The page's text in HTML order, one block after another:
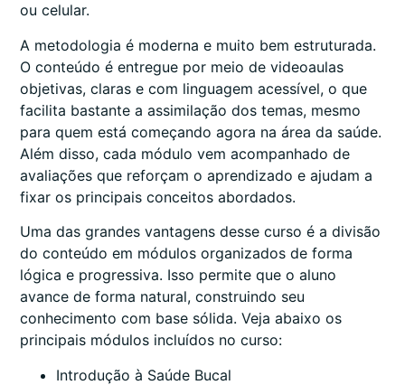
ou celular.
A metodologia é moderna e muito bem estruturada.
O conteúdo é entregue por meio de videoaulas
objetivas, claras e com linguagem acessível, o que
facilita bastante a assimilação dos temas, mesmo
para quem está começando agora na área da saúde.
Além disso, cada módulo vem acompanhado de
avaliações que reforçam o aprendizado e ajudam a
fixar os principais conceitos abordados.
Uma das grandes vantagens desse curso é a divisão
do conteúdo em módulos organizados de forma
lógica e progressiva. Isso permite que o aluno
avance de forma natural, construindo seu
conhecimento com base sólida. Veja abaixo os
principais módulos incluídos no curso:
Introdução à Saúde Bucal